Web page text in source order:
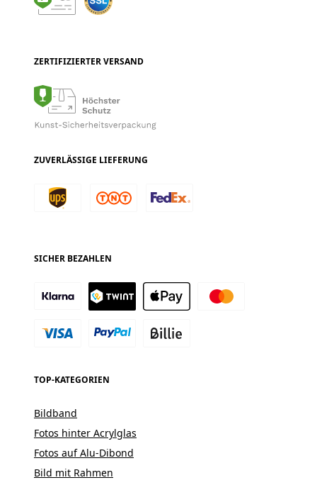
ZERTIFIZIERTER VERSAND
ZUVERLÄSSIGE LIEFERUNG
SICHER BEZAHLEN
TOP-KATEGORIEN
Bildband
Fotos hinter Acrylglas
Fotos auf Alu-Dibond
Bild mit Rahmen